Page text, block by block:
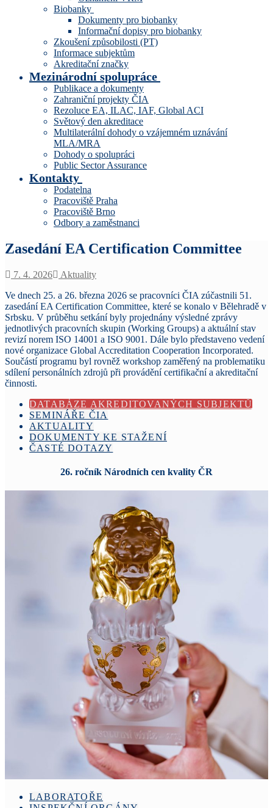
Biobanky
Dokumenty pro biobanky
Informační dopisy pro biobanky
Zkoušení způsobilosti (PT)
Informace subjektům
Akreditační značky
Mezinárodní spolupráce
Publikace a dokumenty
Zahraniční projekty ČIA
Rezoluce EA, ILAC, IAF, Global ACI
Světový den akreditace
Multilaterální dohody o vzájemném uznávání
MLA/MRA
Dohody o spolupráci
Public Sector Assurance
Kontakty
Podatelna
Pracoviště Praha
Pracoviště Brno
Odbory a zaměstnanci
Zasedání EA Certification Committee
7. 4. 2026
Aktuality
Ve dnech 25. a 26. března 2026 se pracovníci ČIA zúčastnili 51.
zasedání EA Certification Committee, které se konalo v Bělehradě v
Srbsku. V průběhu setkání byly projednány výsledné zprávy
jednotlivých pracovních skupin (Working Groups) a aktuální stav
revizí norem ISO 14001 a ISO 9001. Dále bylo představeno vedení
nové organizace Global Accreditation Cooperation Incorporated.
Součástí programu byl rovněž workshop zaměřený na problematiku
sdílení personálních zdrojů při provádění certifikační a akreditační
činnosti.
DATABÁZE AKREDITOVANÝCH SUBJEKTŮ
SEMINÁŘE ČIA
AKTUALITY
DOKUMENTY KE STAŽENÍ
ČASTÉ DOTAZY
26. ročník Národních cen kvality ČR
LABORATOŘE